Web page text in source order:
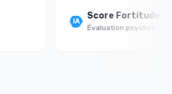
Score Fortitude
Évaluation psychologique jeu